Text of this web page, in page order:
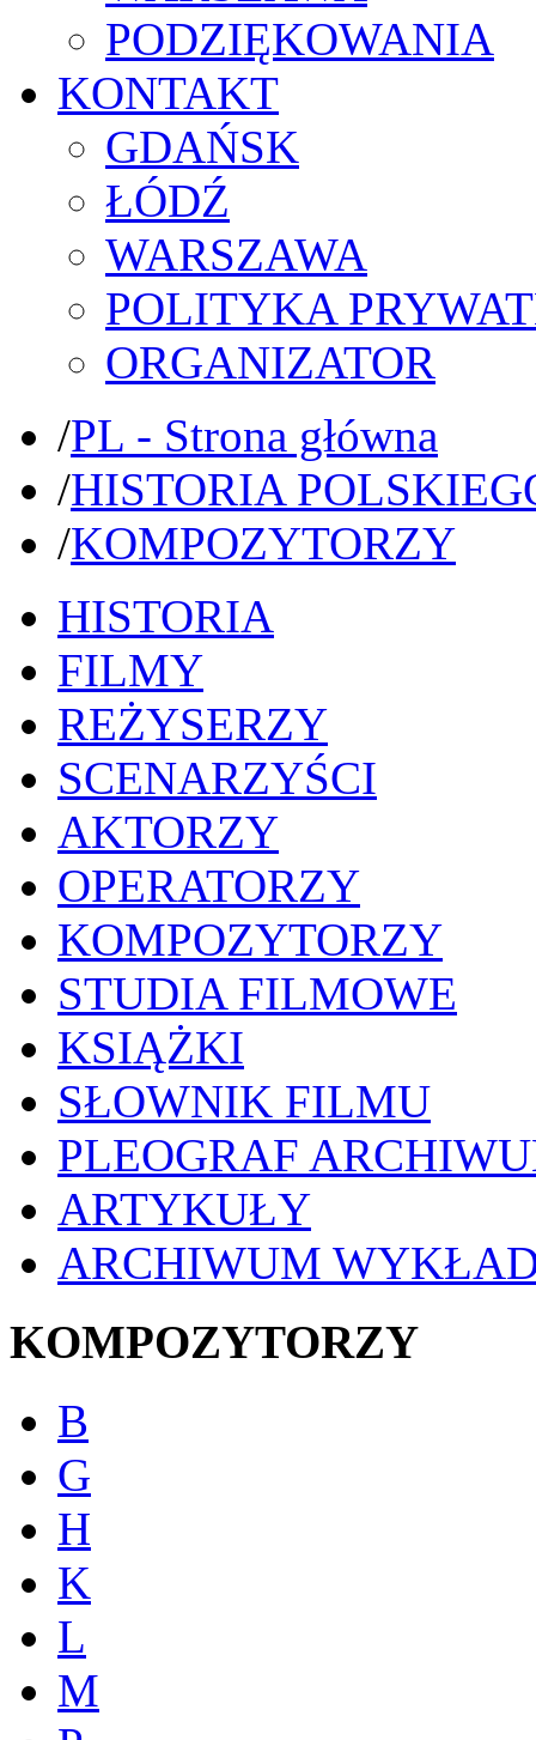
PODZIĘKOWANIA
KONTAKT
GDAŃSK
ŁÓDŹ
WARSZAWA
POLITYKA
ORGANIZATOR
/PL - Strona główna
/HISTORIA
/KOMPOZYTORZY
HISTORIA
FILMY
REŻYSERZY
SCENARZYŚCI
AKTORZY
OPERATORZY
KOMPOZYTORZY
STUDIA FILMOWE
KSIĄŻKI
SŁOWNIK FILMU
PLEOGRAF
ARTYKUŁY
ARCHIWUM
KOMPOZYTORZY
B
G
H
K
L
M